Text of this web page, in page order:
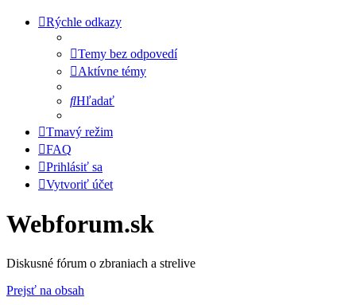
Rýchle odkazy
Temy bez odpovedí
Aktívne témy
Hľadať
Tmavý režim
FAQ
Prihlásiť sa
Vytvoriť účet
Webforum.sk
Diskusné fórum o zbraniach a strelive
Prejsť na obsah